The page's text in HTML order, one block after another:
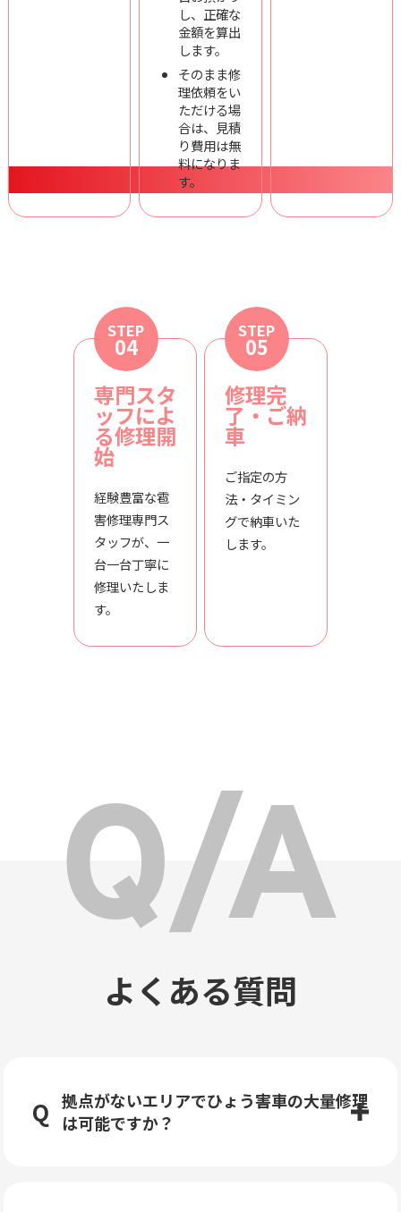
し、正確な
金額を算出
します。
そのまま修
理依頼をい
ただける場
合は、見積
り費用は無
料になりま
す。
STEP
04
専門スタ
ッフによ
る修理開
始
経験豊富な雹
害修理専門ス
タッフが、一
台一台丁寧に
修理いたしま
す。
STEP
05
修理完
了・ご納
車
ご指定の方
法・タイミン
グで納車いた
します。
よくある質問
拠点がないエリアでひょう害車の大量修理
は可能ですか？